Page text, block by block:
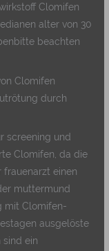
Clomifen
alter von 30
beachten
Clomifen
durch
screening und
Clomifen, da die
frauenarzt einen
muttermund
mit Clomifen-
ausgelöste
ein